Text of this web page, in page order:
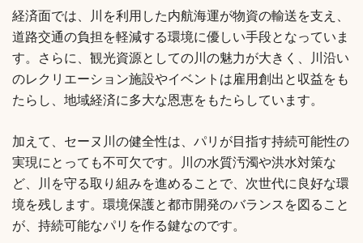
経済面では、川を利用した内航海運が物資の輸送を支え、
道路交通の負担を軽減する環境に優しい手段となっていま
す。さらに、観光資源としての川の魅力が大きく、川沿い
のレクリエーション施設やイベントは雇用創出と収益をも
たらし、地域経済に多大な恩恵をもたらしています。
加えて、セーヌ川の健全性は、パリが目指す持続可能性の
実現にとっても不可欠です。川の水質汚濁や洪水対策な
ど、川を守る取り組みを進めることで、次世代に良好な環
境を残します。環境保護と都市開発のバランスを図ること
が、持続可能なパリを作る鍵なのです。